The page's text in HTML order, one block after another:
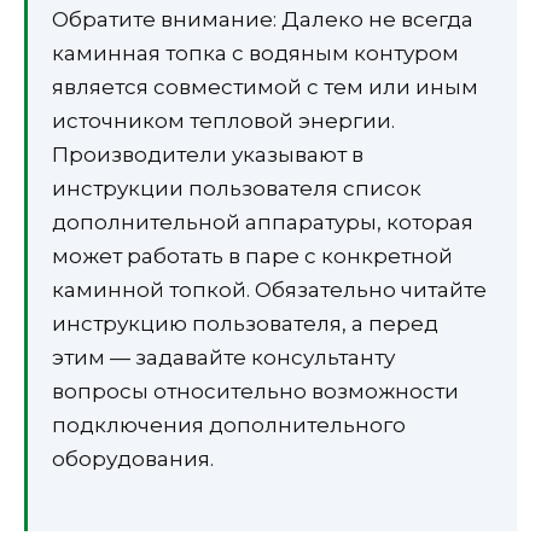
Обратите внимание: Далеко не всегда
каминная топка с водяным контуром
является совместимой с тем или иным
источником тепловой энергии.
Производители указывают в
инструкции пользователя список
дополнительной аппаратуры, которая
может работать в паре с конкретной
каминной топкой. Обязательно читайте
инструкцию пользователя, а перед
этим — задавайте консультанту
вопросы относительно возможности
подключения дополнительного
оборудования.